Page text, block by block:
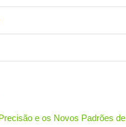
e os Novos Padrões de